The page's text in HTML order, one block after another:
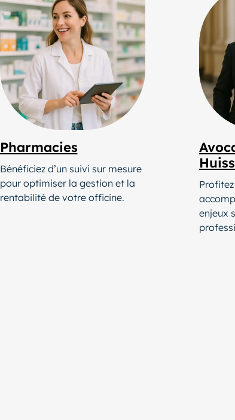
Pharmacies
Bénéficiez d’un suivi sur mesure
pour optimiser la gestion et la
rentabilité de votre officine.
enjeux